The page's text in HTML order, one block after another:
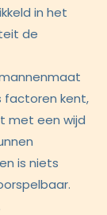
in het
de
factoren kent,
met een wijd
is niets